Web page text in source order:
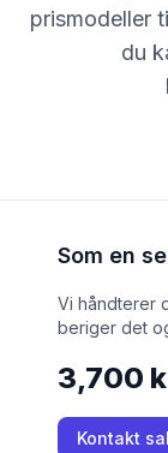
prismodeller
du
Som en
Vi håndterer
beriger det
3,700
Kontakt